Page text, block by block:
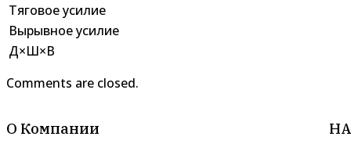
Тяговое усилие
Вырывное усилие
Д×Ш×В
Comments are closed.
О Компании